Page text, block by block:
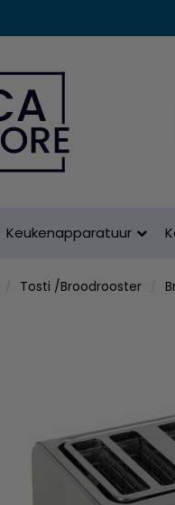
Keukenapparatuur
Tosti /Broodrooster